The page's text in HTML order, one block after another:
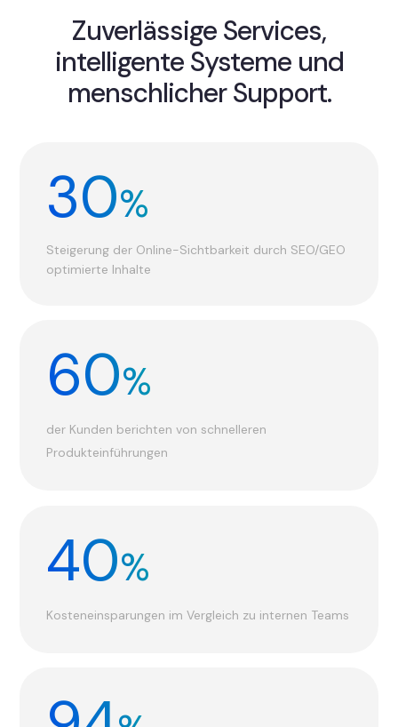
Zuverlässige Services,
intelligente Systeme und
menschlicher Support.
30%
Steigerung der Online-Sichtbarkeit durch SEO/GEO
optimierte Inhalte
60%
der Kunden berichten von schnelleren
Produkteinführungen
40%
Kosteneinsparungen im Vergleich zu internen Teams